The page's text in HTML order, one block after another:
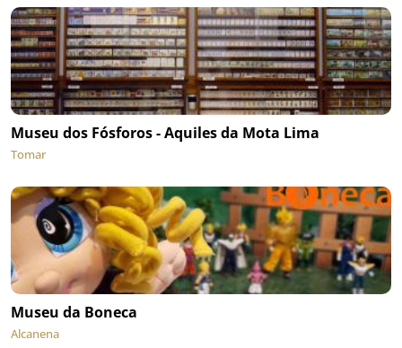
Museu dos Fósforos - Aquiles da Mota Lima
Tomar
Museu da Boneca
Alcanena